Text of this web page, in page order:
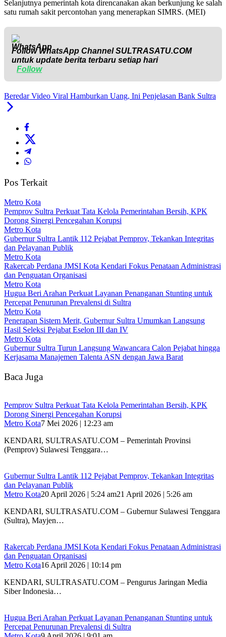
Selanjutnya pemerintah kota direncanakan akan berkunjung ke salah
satu rumah sakit percontohan yang menerapkan SIMRS. (MEI)
Follow WhatsApp ChannelSULTRASATU.COM
untuk update berita terbaru setiap hari
Follow
Beredar Video Viral Hamburkan Uang, Ini Penjelasan Bank Sultra
Pos Terkait
Metro Kota
Pemprov Sultra Perkuat Tata Kelola Pemerintahan Bersih, KPK
Dorong Sinergi Pencegahan Korupsi
Metro Kota
Gubernur Sultra Lantik 112 Pejabat Pemprov, Tekankan Integritas
dan Pelayanan Publik
Metro Kota
Rakercab Perdana JMSI Kota Kendari Fokus Penataan Administrasi
dan Penguatan Organisasi
Metro Kota
Hugua Beri Arahan Perkuat Layanan Penanganan Stunting untuk
Percepat Penurunan Prevalensi di Sultra
Metro Kota
Penerapan Sistem Merit, Gubernur Sultra Umumkan Langsung
Hasil Seleksi Pejabat Eselon III dan IV
Metro Kota
Gubernur Sultra Turun Langsung Wawancara Calon Pejabat hingga
Kerjasama Manajemen Talenta ASN dengan Jawa Barat
Baca Juga
Pemprov Sultra Perkuat Tata Kelola Pemerintahan Bersih, KPK
Dorong Sinergi Pencegahan Korupsi
Metro Kota7 Mei 2026 | 12:23 am
KENDARI, SULTRASATU.COM – Pemerintah Provinsi
(Pemprov) Sulawesi Tenggara…
Gubernur Sultra Lantik 112 Pejabat Pemprov, Tekankan Integritas
dan Pelayanan Publik
Metro Kota20 April 2026 | 5:24 am21 April 2026 | 5:26 am
KENDARI, SULTRASATU.COM – Gubernur Sulawesi Tenggara
(Sultra), Mayjen…
Rakercab Perdana JMSI Kota Kendari Fokus Penataan Administrasi
dan Penguatan Organisasi
Metro Kota16 April 2026 | 10:14 pm
KENDARI, SULTRASATU.COM – Pengurus Jaringan Media
Siber Indonesia…
Hugua Beri Arahan Perkuat Layanan Penanganan Stunting untuk
Percepat Penurunan Prevalensi di Sultra